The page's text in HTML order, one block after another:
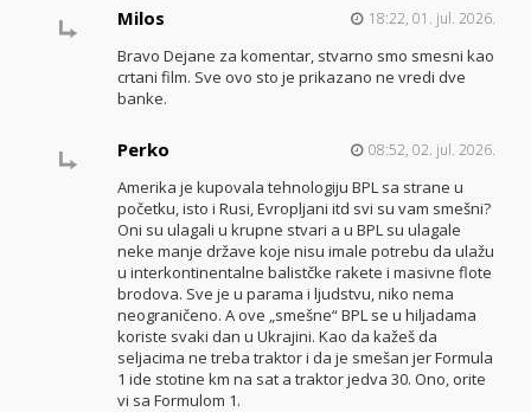
Milos 18:22, 01. jul. 2026.
Bravo Dejane za komentar, stvarno smo smesni kao
crtani film. Sve ovo sto je prikazano ne vredi dve
banke.
Perko 08:52, 02. jul. 2026.
Amerika je kupovala tehnologiju BPL sa strane u
početku, isto i Rusi, Evropljani itd svi su vam smešni?
Oni su ulagali u krupne stvari a u BPL su ulagale
neke manje države koje nisu imale potrebu da ulažu
u interkontinentalne balistčke rakete i masivne flote
brodova. Sve je u parama i ljudstvu, niko nema
neograničeno. A ove „smešne“ BPL se u hiljadama
koriste svaki dan u Ukrajini. Kao da kažeš da
seljacima ne treba traktor i da je smešan jer Formula
1 ide stotine km na sat a traktor jedva 30. Ono, orite
vi sa Formulom 1.